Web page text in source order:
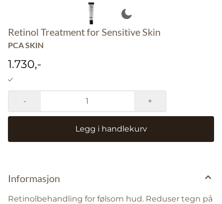
Retinol Treatment for Sensitive Skin
PCA SKIN
1.730,-
- +
Legg i handlekurv
Informasjon
Retinolbehandling for følsom hud. Reduser tegn på